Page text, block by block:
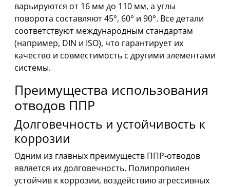
варьируются от 16 мм до 110 мм, а углы
поворота составляют 45°, 60° и 90°. Все детали
соответствуют международным стандартам
(например, DIN и ISO), что гарантирует их
качество и совместимость с другими элементами
системы.
Преимущества использования
отводов ППР
Долговечность и устойчивость к
коррозии
Одним из главных преимуществ ППР-отводов
является их долговечность. Полипропилен
устойчив к коррозии, воздействию агрессивных